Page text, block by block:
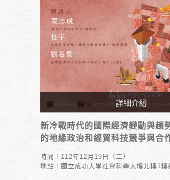
詳細介紹
時間︱112年12月19日（二）
地點︱國立成功大學社會科學大樓北
梯教室
新冷戰時代的國際經濟變動與趨
的地緣政治和經貿科技競爭與合
時間︱112年12月19日（二）
地點︱國立成功大學社會科學大樓北樓1樓